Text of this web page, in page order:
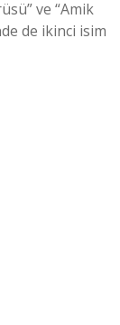
ve “Amik
de ikinci isim